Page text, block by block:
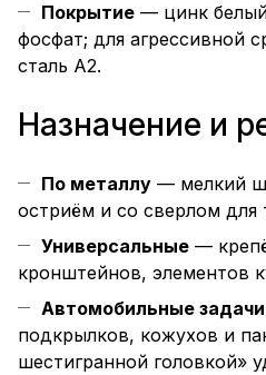
Покрытие — цинк
фосфат; для
сталь A2.
Назначение и
По металлу — мелкий
остриём и со сверлом для
Универсальные —
кронштейнов, элементов
Автомобильные задачи
подкрылков, кожухов и
шестигранной головкой»